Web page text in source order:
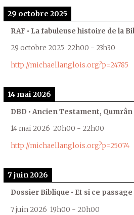
29 octobre 2025
RAF • La fabuleuse histoire de la
29 octobre 2025 22h00 - 23h30
http://michaellanglois.org?p=24785
14 mai 2026
DBD • Ancien Testament,
14 mai 2026 20h00 - 22h00
http://michaellanglois.org?p=25074
7 juin 2026
Dossier Biblique • Et si ce passage
7 juin 2026 19h00 - 20h00